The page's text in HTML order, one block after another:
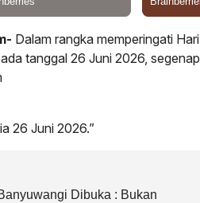
Dalam rangka memperingati Hari
tanggal 26 Juni 2026, segenap
26 Juni 2026.”
Dibuka : Bukan